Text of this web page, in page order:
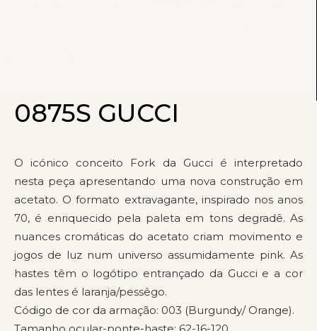
0875S GUCCI
O icónico conceito Fork da Gucci é interpretado
nesta peça apresentando uma nova construção em
acetato. O formato extravagante, inspirado nos anos
70, é enriquecido pela paleta em tons degradê. As
nuances cromáticas do acetato criam movimento e
jogos de luz num universo assumidamente pink. As
hastes têm o logótipo entrançado da Gucci e a cor
das lentes é laranja/pessêgo.
Código de cor da armação: 003 (Burgundy/ Orange).